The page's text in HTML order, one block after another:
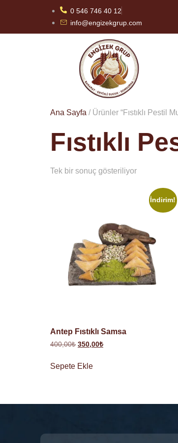
0 546 746 40 12
info@engizekgrup.com
Ana Sayfa / Ürünler “Fıstıklı Pestil
Fıstıklı
Tek bir sonuç gösteriliyor
İndirim!
Antep Fıstıklı Samsa
400,00₺ 350,00₺
Sepete Ekle